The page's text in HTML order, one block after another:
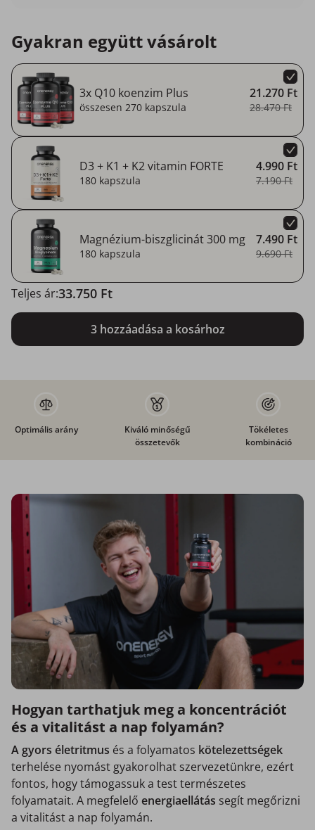
Gyakran együtt vásárolt
3x Q10 koenzim Plus
összesen 270 kapszula
21.270 Ft
28.470 Ft
D3 + K1 + K2 vitamin FORTE
180 kapszula
4.990 Ft
7.190 Ft
Magnézium-biszglicinát 300 mg
180 kapszula
7.490 Ft
9.690 Ft
3 hozzáadása a kosárhoz
Teljes ár:33.750 Ft
Optimális arány
Kiváló minőségű
összetevők
Tökéletes
kombináció
Hogyan tarthatjuk meg a koncentrációt
és a vitalitást a nap folyamán?
A gyors életritmus és a folyamatos kötelezettségek
terhelése nyomást gyakorolhat szervezetünkre, ezért
fontos, hogy támogassuk a test természetes
folyamatait. A megfelelő energiaellátás segít megőrizni
a vitalitást a nap folyamán.